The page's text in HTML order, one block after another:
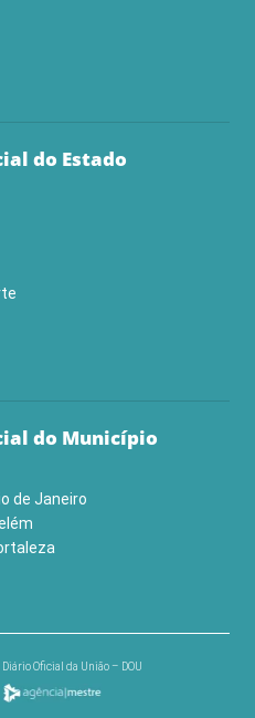
do Estado
do Município
de Janeiro
Oficial da União – DOU